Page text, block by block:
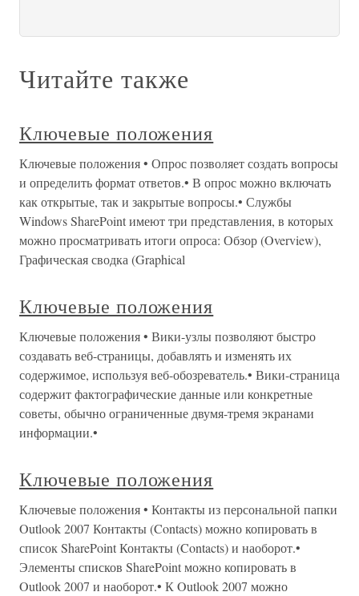
Читайте также
Ключевые положения
Ключевые положения • Опрос позволяет создать вопросы
и определить формат ответов.• В опрос можно включать
как открытые, так и закрытые вопросы.• Службы
Windows SharePoint имеют три представления, в которых
можно просматривать итоги опроса: Обзор (Overview),
Графическая сводка (Graphical
Ключевые положения
Ключевые положения • Вики-узлы позволяют быстро
создавать веб-страницы, добавлять и изменять их
содержимое, используя веб-обозреватель.• Вики-страница
содержит фактографические данные или конкретные
советы, обычно ограниченные двумя-тремя экранами
информации.•
Ключевые положения
Ключевые положения • Контакты из персональной папки
Outlook 2007 Контакты (Contacts) можно копировать в
список SharePoint Контакты (Contacts) и наоборот.•
Элементы списков SharePoint можно копировать в
Outlook 2007 и наоборот.• К Outlook 2007 можно